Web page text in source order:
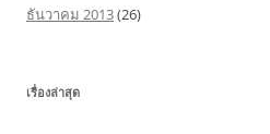
ธันวาคม 2013(26)
เรื่องล่าสุด